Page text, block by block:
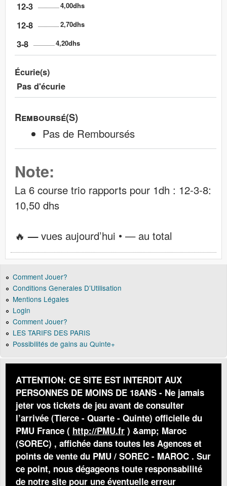
12-3
4,00dhs
12-8 2,70dhs
3-8 4,20dhs
Écurie(s)
Pas d'écurie
Remboursé(s)
Pas de Remboursés
Note:
La 6 course trio rapports pour 1dh : 12-3-8:
10,50 dhs
🔥—vues aujourd’hui •—au total
Comment Jouer?
Conditions Generales D’Utilisation
Mentions Légales
Login
Comment Jouer?
LES TARIFS DES PARIS
Possibilités de gains au Quinte+
ATTENTION: CE SITE EST INTERDIT AUX
PERSONNES DE MOINS DE 18ANS - Ne jamais
jeter vos tickets de jeu avant de consulter
l’arrivée (Tierce - Quarte - Quinte) officielle du
PMU France ( http://PMU.fr ) &amp; Maroc
(SOREC) , affichée dans toutes les Agences et
points de vente du PMU / SOREC - MAROC . Sur
ce point, nous dégageons toute responsabilité
de notre site pour une éventuelle erreur